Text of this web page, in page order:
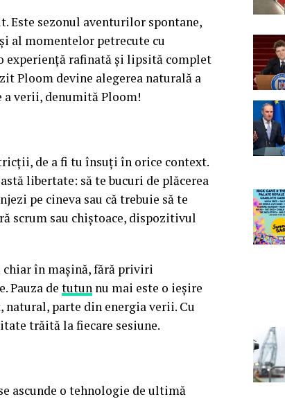
Este sezonul aventurilor spontane,
al momentelor petrecute cu
experiență rafinată și lipsită complet
Ploom devine alegerea naturală a
a verii, denumită Ploom!
de a fi tu însuți în orice context.
libertate: să te bucuri de plăcerea
pe cineva sau că trebuie să te
scrum sau chiștoace, dispozitivul
chiar în mașină, fără priviri
Pauza de tutun nu mai este o ieșire
parte din energia verii. Cu
trăită la fiecare sesiune.
ascunde o tehnologie de ultimă